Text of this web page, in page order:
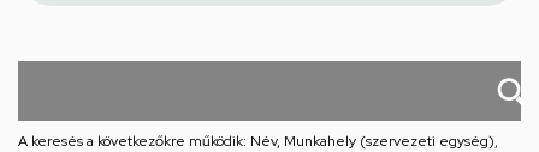
A keresés a következőkre működik: Név, Munkahely (szervezeti egység),